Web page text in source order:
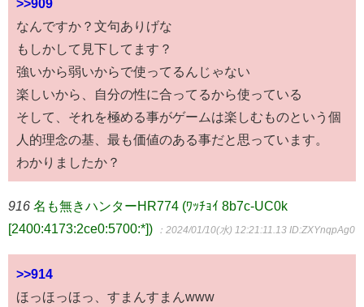
>>909
なんですか？文句ありげな
もしかして見下してます？
強いから弱いからで使ってるんじゃない
楽しいから、自分の性に合ってるから使っている
そして、それを極める事がゲームは楽しむものという個
人的理念の基、最も価値のある事だと思っています。
わかりましたか？
916 名も無きハンターHR774 (ﾜｯﾁｮｲ 8b7c-UC0k
[2400:4173:2ce0:5700:*])
：2024/01/10(水) 12:21:11.13 ID:ZXYnqpAg0
>>914
ほっほっほっ、すまんすまんwww